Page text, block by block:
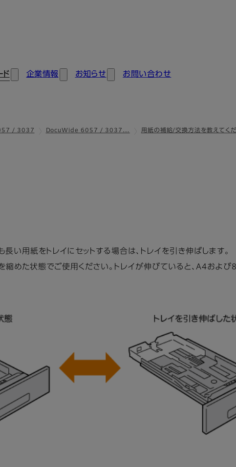
ド 企業情報 お知らせ お問い合わせ
/ 3037 DocuWide 6057 / 3037… 用紙の補給/交換方法を教えてく
い用紙をトレイにセットする場合は、トレイを引き伸ばします。
めた状態でご使用ください。トレイが伸びていると、A4およ